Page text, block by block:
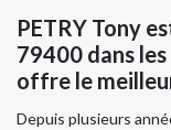
PETRY Tony
79400 dans
offre le
Depuis plusieurs